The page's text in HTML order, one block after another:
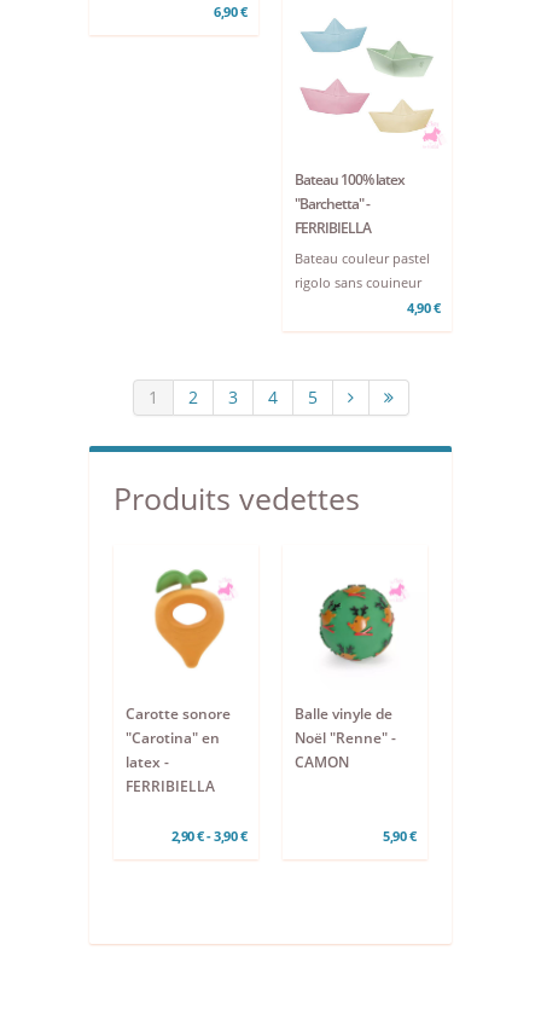
6,90 €
Bateau 100% latex
"Barchetta" -
FERRIBIELLA
Bateau couleur pastel
rigolo sans couineur
4,90 €
1 2 3 4 5
Produits vedettes
Carotte sonore
"Carotina" en
latex -
FERRIBIELLA
2,90 € - 3,90 €
Balle vinyle de
Noël "Renne" -
CAMON
5,90 €